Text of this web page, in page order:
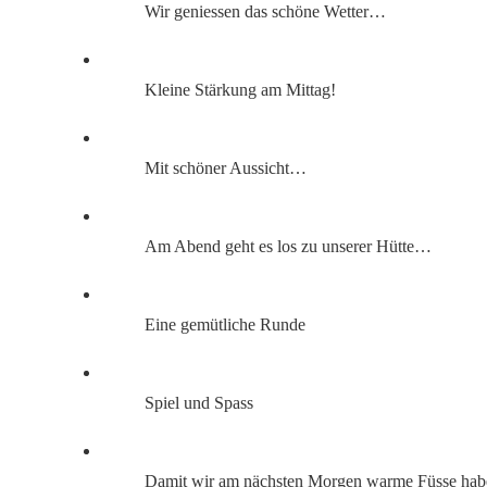
Wir geniessen das schöne Wetter…
Kleine Stärkung am Mittag!
Mit schöner Aussicht…
Am Abend geht es los zu unserer Hütte…
Eine gemütliche Runde
Spiel und Spass
Damit wir am nächsten Morgen warme Füsse